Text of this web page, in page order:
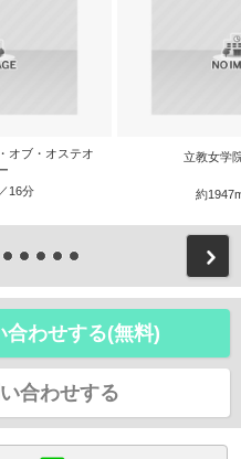
オブ・オステオ
16分
立教女学
約
合わせする(無料)
合わせする